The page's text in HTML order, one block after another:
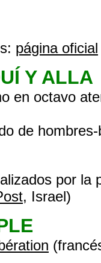
página oficial
Y ALLA
en octavo
de
por la
, Israel)